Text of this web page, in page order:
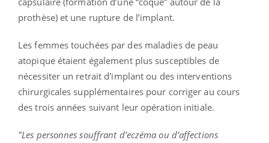
prothèse) et une rupture de l’implant.
Les femmes touchées par des maladies de peau
atopique étaient également plus susceptibles de
nécessiter un retrait d'implant ou des interventions
chirurgicales supplémentaires pour corriger au cours
des trois années suivant leur opération initiale.
"Les personnes souffrant d’eczéma ou d’affections